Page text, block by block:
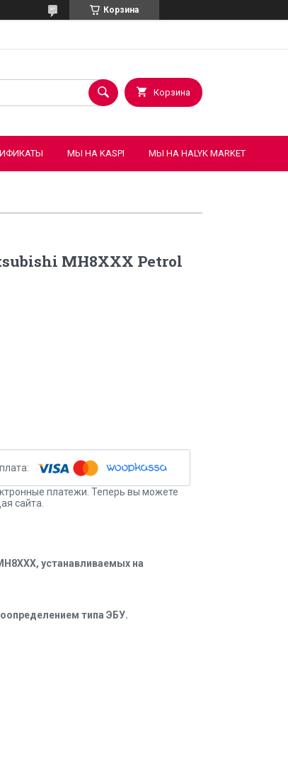
Корзина
Корзина
МЫ НА KASPI МЫ НА HALYK MARKET
MH8XXX Petrol
платежи. Теперь вы можете
сайта.
устанавливаемых на
типа ЭБУ.